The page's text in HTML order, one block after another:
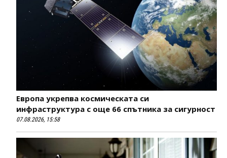
Европа укрепва космическата си
инфраструктура с още 66 спътника за сигурност
07.08.2026, 15:58